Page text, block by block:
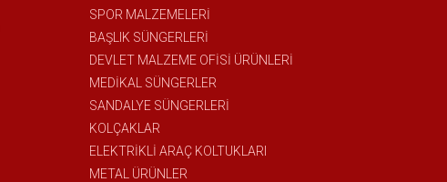
SPOR MALZEMELERİ
BAŞLIK SÜNGERLERİ
DEVLET MALZEME OFİSİ ÜRÜNLERİ
MEDİKAL SÜNGERLER
SANDALYE SÜNGERLERİ
KOLÇAKLAR
ELEKTRİKLİ ARAÇ KOLTUKLARI
METAL ÜRÜNLER